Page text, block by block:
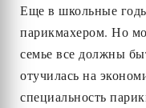
Еще в школьные
парикмахером. Но
семье все должны
отучилась на
специальность